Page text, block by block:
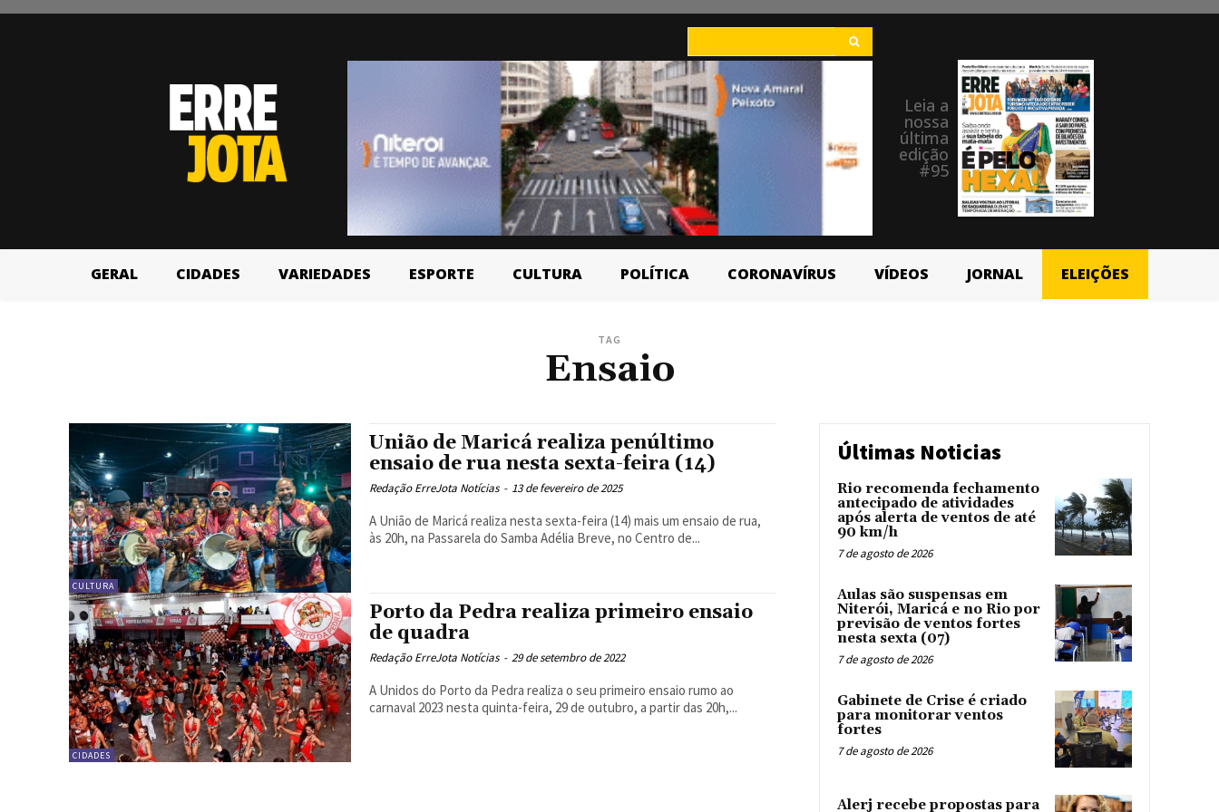
Leia a
nossa
última
edição
#95
GERAL CIDADES VARIEDADES ESPORTE CULTURA POLÍTICA CORONAVÍRUS VÍDEOS JORNAL ELEIÇÕES
TAG
Ensaio
CULTURA
União de Maricá realiza penúltimo
ensaio de rua nesta sexta-feira (14)
Redação ErreJota Notícias - 13 de fevereiro de 2025
A União de Maricá realiza nesta sexta-feira (14) mais um ensaio de rua,
às 20h, na Passarela do Samba Adélia Breve, no Centro de...
CIDADES
Porto da Pedra realiza primeiro ensaio
de quadra
Redação ErreJota Notícias - 29 de setembro de 2022
A Unidos do Porto da Pedra realiza o seu primeiro ensaio rumo ao
carnaval 2023 nesta quinta-feira, 29 de outubro, a partir das 20h,...
Últimas Noticias
Rio recomenda fechamento
antecipado de atividades
após alerta de ventos de até
90 km/h
7 de agosto de 2026
Aulas são suspensas em
Niterói, Maricá e no Rio por
previsão de ventos fortes
nesta sexta (07)
7 de agosto de 2026
Gabinete de Crise é criado
para monitorar ventos
fortes
7 de agosto de 2026
Alerj recebe propostas para